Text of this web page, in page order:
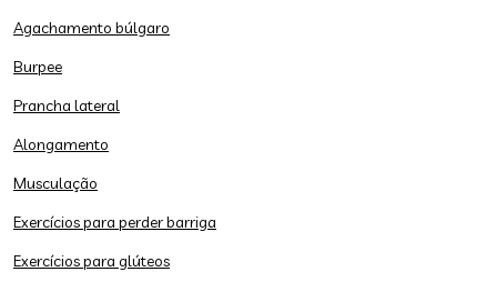
Agachamento búlgaro
Burpee
Prancha lateral
Alongamento
Musculação
Exercícios para perder barriga
Exercícios para glúteos